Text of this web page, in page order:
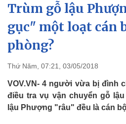
Chính trị
Tổ chức nhân sự
Quốc hội
Nhận diện sự thật
Trùm gỗ lậu
gục" một loạt cán
phòng?
Thứ Năm, 07:21, 03/05/2018
VOV.VN- 4 người vừa bị đình
điều tra vụ vận chuyển gỗ
lậu Phượng "râu" đều là cán